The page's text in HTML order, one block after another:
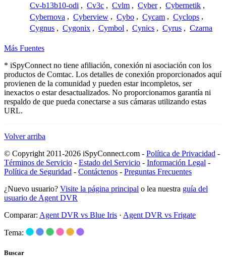
Cv-b13b10-odi , Cv3c , Cvlm , Cyber , Cybernetik ,
Cybernova , Cyberview , Cybo , Cycam , Cyclops ,
Cygnus , Cygonix , Cymbol , Cynics , Cyrus , Czarna
Más Fuentes
* iSpyConnect no tiene afiliación, conexión ni asociación con los
productos de Comtac. Los detalles de conexión proporcionados aquí
provienen de la comunidad y pueden estar incompletos, ser
inexactos o estar desactualizados. No proporcionamos garantía ni
respaldo de que pueda conectarse a sus cámaras utilizando estas
URL.
Volver arriba
© Copyright 2011-2026 iSpyConnect.com - Política de Privacidad -
Términos de Servicio - Estado del Servicio - Información Legal -
Política de Seguridad - Contáctenos - Preguntas Frecuentes
¿Nuevo usuario? Visite la página principal o lea nuestra guía del
usuario de Agent DVR
Comparar: Agent DVR vs Blue Iris · Agent DVR vs Frigate
Tema:
Buscar